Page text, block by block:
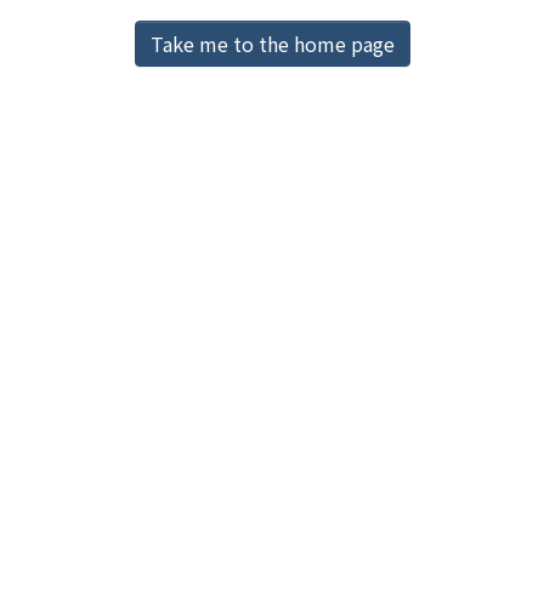
Download RankingTake me to the home page